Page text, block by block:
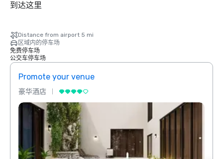
到达这里
Distance from airport 5 mi
区域内的停车场
免费停车场
公交车停车场
Promote your venue
豪华酒店